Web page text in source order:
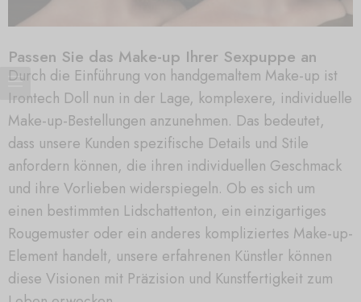
Passen Sie das Make-up Ihrer Sexpuppe an
Durch die Einführung von handgemaltem Make-up ist
Irontech Doll nun in der Lage, komplexere, individuelle
Make-up-Bestellungen anzunehmen. Das bedeutet,
dass unsere Kunden spezifische Details und Stile
anfordern können, die ihren individuellen Geschmack
und ihre Vorlieben widerspiegeln. Ob es sich um
einen bestimmten Lidschattenton, ein einzigartiges
Rougemuster oder ein anderes kompliziertes Make-up-
Element handelt, unsere erfahrenen Künstler können
diese Visionen mit Präzision und Kunstfertigkeit zum